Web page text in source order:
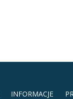
INFORMACJE